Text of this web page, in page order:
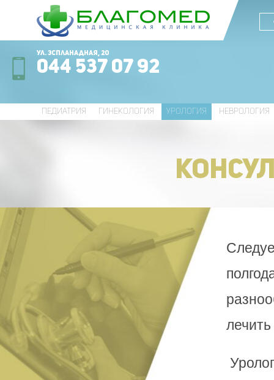
ул. Эспланадная, 20
044 537 07 92
ПЕДИАТРИЯ ГИНЕКОЛОГИЯ УРОЛОГИЯ НЕВРОЛОГИЯ